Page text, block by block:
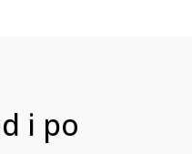
i po